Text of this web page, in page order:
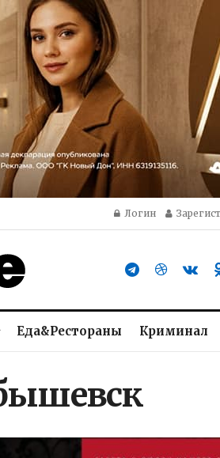
Логин
Еда&Рестораны Криминал